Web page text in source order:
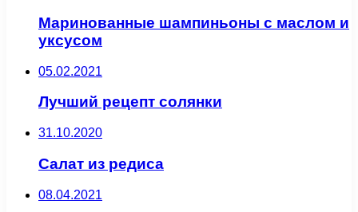
Маринованные шампиньоны с маслом и
уксусом
05.02.2021
Лучший рецепт солянки
31.10.2020
Салат из редиса
08.04.2021